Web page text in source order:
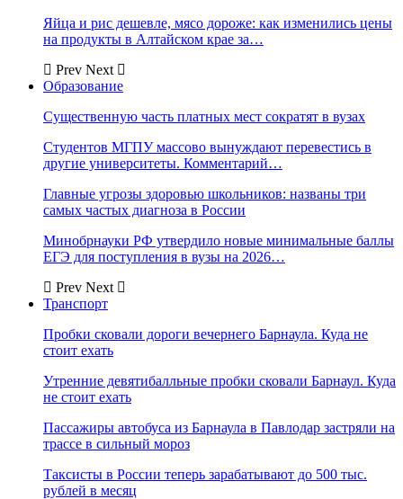
Яйца и рис дешевле, мясо дороже: как изменились цены
на продукты в Алтайском крае за…
Prev Next
Образование
Существенную часть платных мест сократят в вузах
Студентов МГПУ массово вынуждают перевестись в
другие университеты. Комментарий…
Главные угрозы здоровью школьников: названы три
самых частых диагноза в России
Минобрнауки РФ утвердило новые минимальные баллы
ЕГЭ для поступления в вузы на 2026…
Prev Next
Транспорт
Пробки сковали дороги вечернего Барнаула. Куда не
стоит ехать
Утренние девятибалльные пробки сковали Барнаул. Куда
не стоит ехать
Пассажиры автобуса из Барнаула в Павлодар застряли на
трассе в сильный мороз
Таксисты в России теперь зарабатывают до 500 тыс.
рублей в месяц